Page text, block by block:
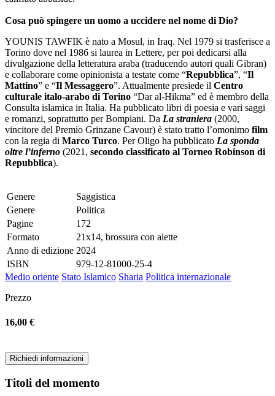
Cosa può spingere un uomo a uccidere nel nome di Dio?
YOUNIS TAWFIK è nato a Mosul, in Iraq. Nel 1979 si trasferisce a
Torino dove nel 1986 si laurea in Lettere, per poi dedicarsi alla
divulgazione della letteratura araba (traducendo autori quali Gibran)
e collaborare come opinionista a testate come “Repubblica”, “Il
Mattino” e “Il Messaggero”. Attualmente presiede il Centro
culturale italo-arabo di Torino “Dar al-Hikma” ed è membro della
Consulta islamica in Italia. Ha pubblicato libri di poesia e vari saggi
e romanzi, soprattutto per Bompiani. Da La straniera (2000,
vincitore del Premio Grinzane Cavour) è stato tratto l’omonimo film
con la regia di Marco Turco. Per Oligo ha pubblicato La sponda
oltre l’inferno (2021, secondo classificato al Torneo Robinson di
Repubblica).
Genere
Saggistica
Genere
Politica
Pagine
172
Formato
21x14, brossura con alette
Anno di edizione 2024
ISBN
979-12-81000-25-4
Medio oriente Stato Islamico Sharia Politica internazionale
Prezzo
16,00 €
Richiedi informazioni
Titoli del momento